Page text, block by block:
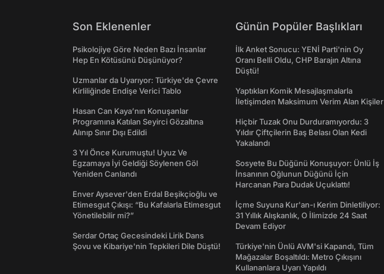
Son Eklenenler
Psikolojiye Göre Neden Bazı İnsanlar
Hep En Kötüsünü Düşünüyor?
Uzmanlar da Uyarıyor: Türkiye'de Çevre
Kirliliğinde Endişe Verici Tablo
Hasan Can Kaya’nın Konuşanlar
Programına Katılan Seyirci Gözaltına
Alınıp Sınır Dışı Edildi
3 Yıl Önce Kurumuştu! Uyuz Ve
Egzamaya İyi Geldiği Söylenen Göl
Yeniden Canlandı
Enver Aysever'den Erdal Beşikçioğlu ve
Etimesgut Çıkışı: “Bu Kafalarla Etimesgut
Yönetilebilir mi?”
Serdar Ortaç Gecesindeki Lirik Dans
Şovu ve Kibariye'nin Tepkileri Dile Düştü!
Günün Popüler Başlıkları
İlk Anket Sonucu: YENİ Parti'nin Oy
Oranı Belli Oldu, CHP Barajın Altına
Düştü!
Yaptıkları Komik Mesajlaşmalarla
İletişimden Maksimum Verim Alan Kişiler
Hiçbir Tuzak Onu Durduramıyordu: 3
Yıldır Çiftçilerin Baş Belası Olan Kedi
Yakalandı
Sosyete Bu Düğünü Konuşuyor: Ünlü İş
İnsanının Oğlunun Düğünü İçin
Harcanan Para Dudak Uçuklattı!
İçme Suyuna Kur'an-ı Kerim Dinletiliyor:
31 Yıllık Alışkanlık, O İlimizde 24 Saat
Devam Ediyor
Türkiye'nin Ünlü AVM'si Kapandı, Tüm
Mağazalar Boşaltıldı: Metro Çıkışını
Kullananlara Uyarı Yapıldı